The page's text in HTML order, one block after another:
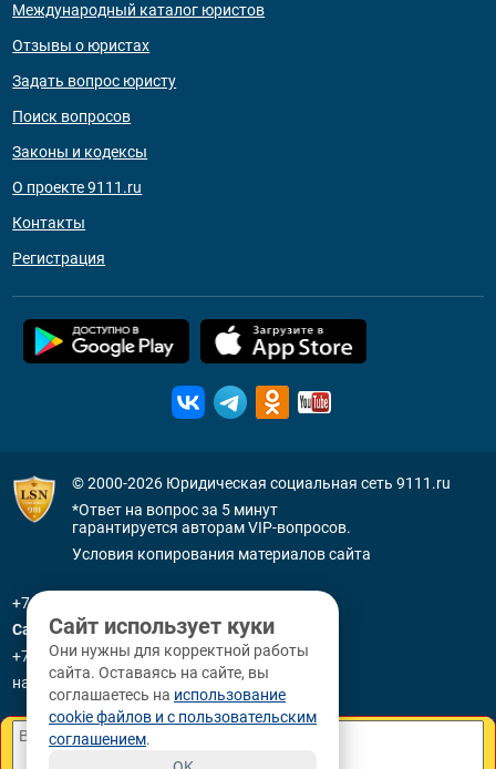
Международный каталог юристов
Отзывы о юристах
Задать вопрос юристу
Поиск вопросов
Законы и кодексы
О проекте 9111.ru
Контакты
Регистрация
© 2000-2026 Юридическая социальная сеть 9111.ru
*Ответ на вопрос за 5 минут
гарантируется авторам VIP-вопросов.
Условия копирования материалов сайта
+7 (800) 505-91-11
Санкт-Петербург
+7 (812) 336-92-64
наб. р. Фонтанки, д. 59
Сайт использует куки
Они нужны для корректной работы
сайта. Оставаясь на сайте, вы
соглашаетесь на использование
cookie файлов и с пользовательским
соглашением.